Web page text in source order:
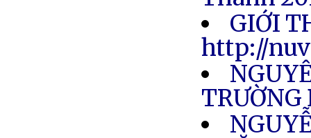
GIỚI
http://
TRƯỜNG